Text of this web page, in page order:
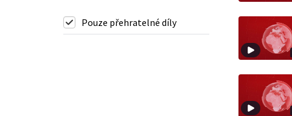
Pouze přehratelné díly